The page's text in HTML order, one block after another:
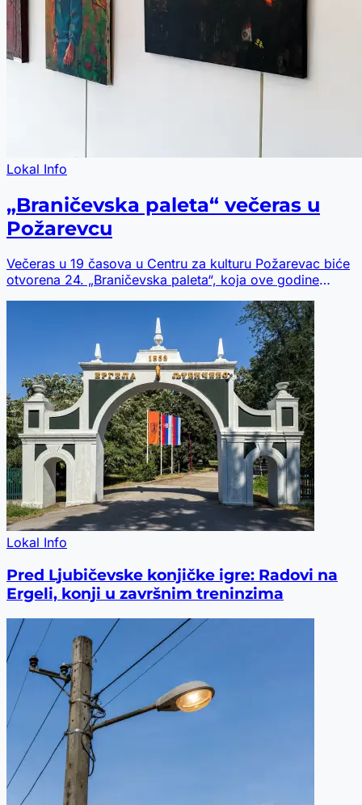
Lokal Info
„Braničevska paleta“ večeras u
Požarevcu
Večeras u 19 časova u Centru za kulturu Požarevac biće
otvorena 24. „Braničevska paleta“, koja ove godine
Lokal Info
Pred Ljubičevske konjičke igre: Radovi na
Ergeli, konji u završnim treninzima